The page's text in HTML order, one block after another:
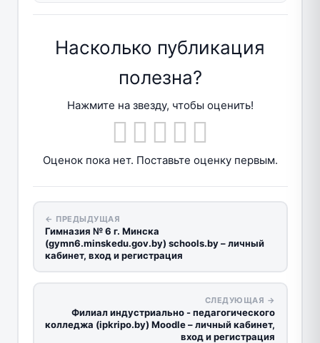
Насколько публикация
полезна?
Нажмите на звезду, чтобы оценить!
Оценок пока нет. Поставьте оценку первым.
← ПРЕДЫДУЩАЯ
Гимназия № 6 г. Минска
(gymn6.minskedu.gov.by) schools.by – личный
кабинет, вход и регистрация
СЛЕДУЮЩАЯ →
Филиал индустриально - педагогического
колледжа (ipkripo.by) Moodle – личный кабинет,
вход и регистрация